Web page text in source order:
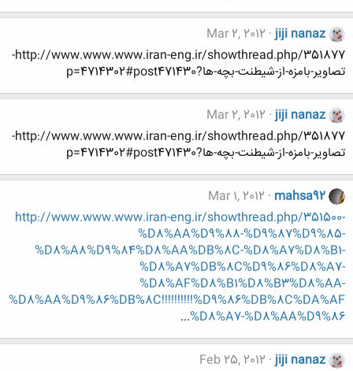
jiji nanaz
Mar 2, 2012
http://www.www.www.iran-eng.ir/showthread.php/351877-
تصاویر-بامزه-از-شیطنت-بچه-ها?p=4714302#post471430
jiji nanaz
Mar 2, 2012
http://www.www.www.iran-eng.ir/showthread.php/351877-
تصاویر-بامزه-از-شیطنت-بچه-ها?p=4714302#post471430
mahsa92
Mar 1, 2012
http://www.www.www.iran-eng.ir/showthread.php/351500-
%D8%AA%D9%88-%D9%87%D9%85-
%D8%A8%D9%84%D8%AA%DB%8C-%D8%A7%D8%B1-
%D8%A7%DB%8C%D9%86%D8%A7-
%D8%AF%D8%B1%D8%B3%D8%AA-
%D8%AA%D9%86%DB%8C!!!!!!!!!!%D9%86%DB%8C%DA%AF
%D8%A7-%D8%AA%D9%86
...
jiji nanaz
Feb 25, 2012